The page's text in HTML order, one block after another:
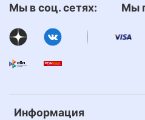
Информация
Мы в соц. сетях: Мы